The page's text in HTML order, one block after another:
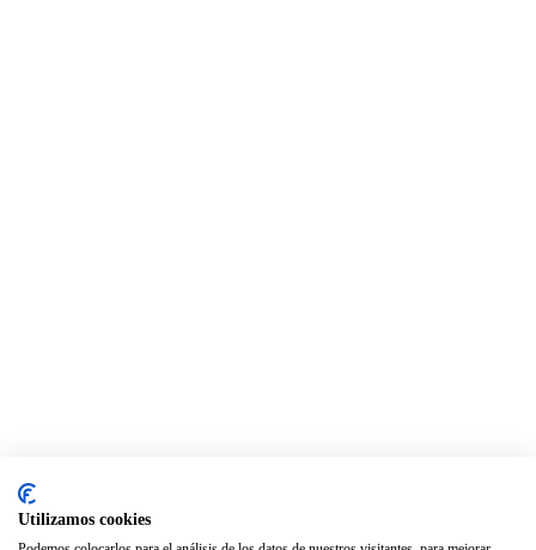
Utilizamos cookies